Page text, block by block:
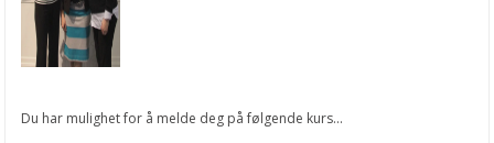
Du har mulighet for å melde deg på følgende kurs...